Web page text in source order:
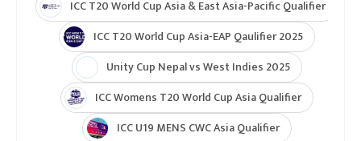
ICC T20 World Cup Asia & East Asia-Pacific Qualifier
ICC T20 World Cup Asia-EAP Qaulifier 2025
Unity Cup Nepal vs West Indies 2025
ICC Womens T20 World Cup Asia Qualifier
ICC U19 MENS CWC Asia Qualifier